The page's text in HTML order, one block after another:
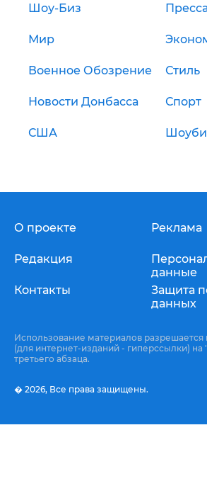
Шоу-Биз
Мир
Военное Обозрение Стиль
Новости Донбасса Спорт
США
О проекте
Редакция
Контакты
Реклама
данные
Защита
данных
Использование материалов разрешается
(для интернет-изданий - гиперссылки) на "
третьего абзаца.
� 2026, Все права защищены.